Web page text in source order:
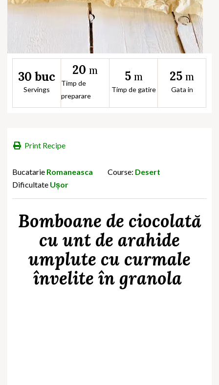
30 buc
Servings
20 m
Timp de
preparare
5 m
Timp de gatire
25 m
Gata in
Print Recipe
Bucatarie Romaneasca Course: Desert
Dificultate Ușor
Bomboane de ciocolată
cu unt de arahide
umplute cu curmale
învelite în granola